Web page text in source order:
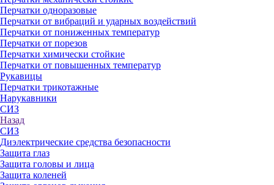
Перчатки одноразовые
Перчатки от вибраций и ударных воздействий
Перчатки от пониженных температур
Перчатки от порезов
Перчатки химически стойкие
Перчатки от повышенных температур
Рукавицы
Перчатки трикотажные
Нарукавники
СИЗ
Назад
СИЗ
Диэлектрические средства безопасности
Защита глаз
Защита головы и лица
Защита коленей